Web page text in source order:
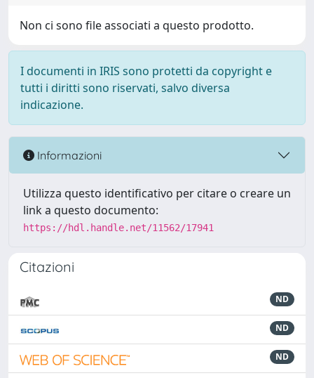
Non ci sono file associati a questo prodotto.
I documenti in IRIS sono protetti da copyright e
tutti i diritti sono riservati, salvo diversa
indicazione.
Informazioni
Utilizza questo identificativo per citare o creare un
link a questo documento:
https://hdl.handle.net/11562/17941
Citazioni
ND
ND
ND